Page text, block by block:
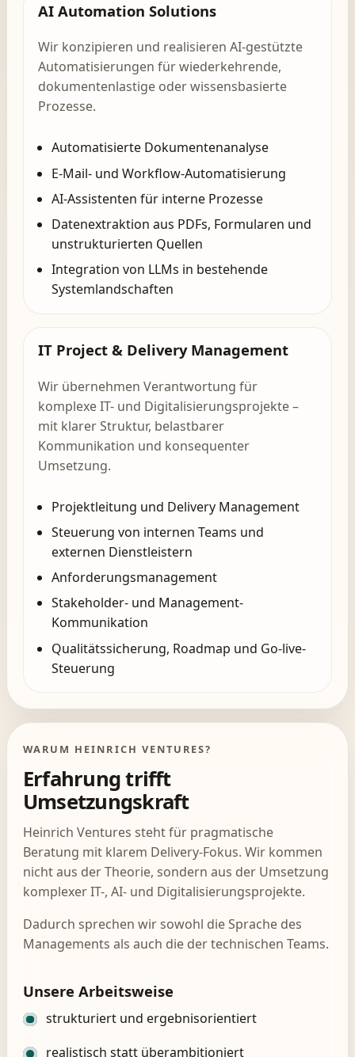
AI Automation Solutions
Wir konzipieren und realisieren AI-gestützte
Automatisierungen für wiederkehrende,
dokumentenlastige oder wissensbasierte
Prozesse.
Automatisierte Dokumentenanalyse
E-Mail- und Workflow-Automatisierung
AI-Assistenten für interne Prozesse
Datenextraktion aus PDFs, Formularen und
unstrukturierten Quellen
Integration von LLMs in bestehende
Systemlandschaften
IT Project & Delivery Management
Wir übernehmen Verantwortung für
komplexe IT- und Digitalisierungsprojekte –
mit klarer Struktur, belastbarer
Kommunikation und konsequenter
Umsetzung.
Projektleitung und Delivery Management
Steuerung von internen Teams und
externen Dienstleistern
Anforderungsmanagement
Stakeholder- und Management-
Kommunikation
Qualitätssicherung, Roadmap und Go-live-
Steuerung
WARUM HEINRICH VENTURES?
Erfahrung trifft
Umsetzungskraft
Heinrich Ventures steht für pragmatische
Beratung mit klarem Delivery-Fokus. Wir kommen
nicht aus der Theorie, sondern aus der Umsetzung
komplexer IT-, AI- und Digitalisierungsprojekte.
Dadurch sprechen wir sowohl die Sprache des
Managements als auch die der technischen Teams.
Unsere Arbeitsweise
strukturiert und ergebnisorientiert
realistisch statt überambitioniert